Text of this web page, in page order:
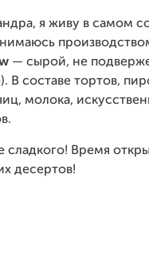
я живу в самом
— сырой, не
В составе тортов,
молока,
Время
десертов!